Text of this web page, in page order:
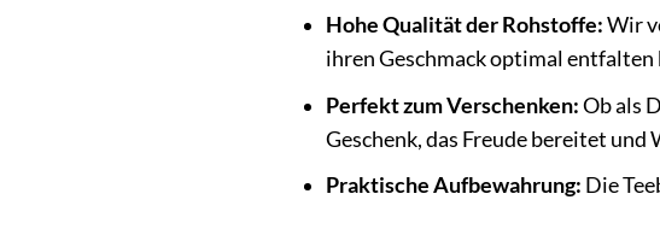
Hohe Qualität der Rohstoffe:Wir
ihren Geschmack optimal entfalten
Perfekt zum Verschenken:Ob als
Geschenk, das Freude bereitet
Praktische Aufbewahrung: Die